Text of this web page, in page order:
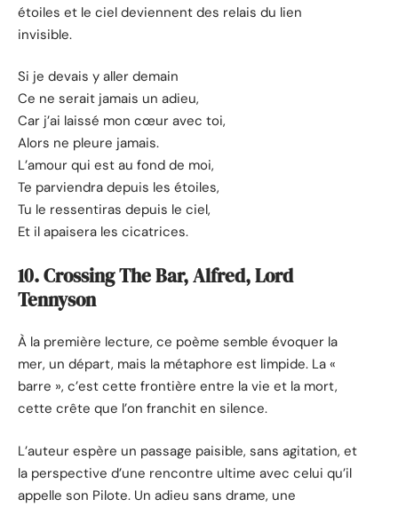
étoiles et le ciel deviennent des relais du lien
invisible.
Si je devais y aller demain
Ce ne serait jamais un adieu,
Car j’ai laissé mon cœur avec toi,
Alors ne pleure jamais.
L’amour qui est au fond de moi,
Te parviendra depuis les étoiles,
Tu le ressentiras depuis le ciel,
Et il apaisera les cicatrices.
10. Crossing The Bar, Alfred, Lord
Tennyson
À la première lecture, ce poème semble évoquer la
mer, un départ, mais la métaphore est limpide. La «
barre », c’est cette frontière entre la vie et la mort,
cette crête que l’on franchit en silence.
L’auteur espère un passage paisible, sans agitation, et
la perspective d’une rencontre ultime avec celui qu’il
appelle son Pilote. Un adieu sans drame, une